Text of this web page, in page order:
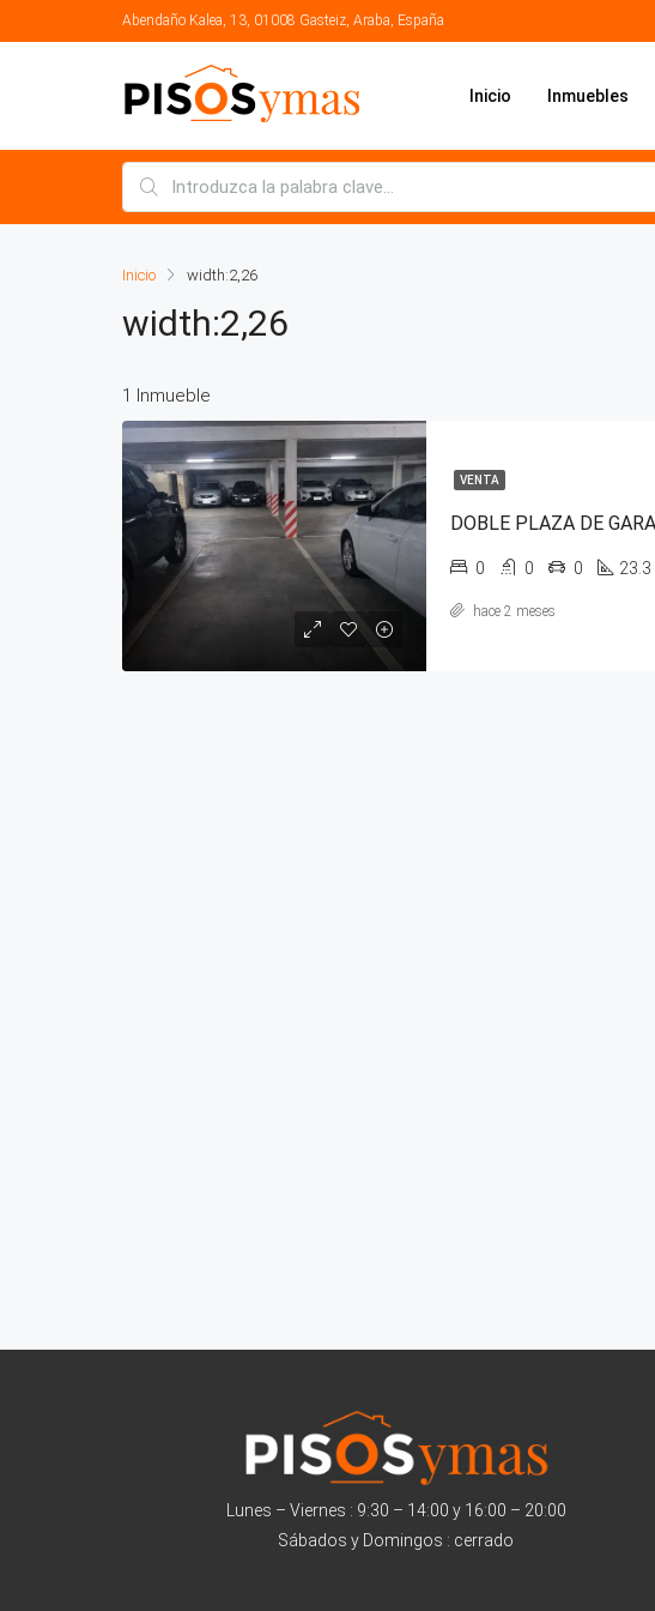
Abendaño Kalea, 13, 01008 Gasteiz, Araba, España
Inicio Inmuebles
Inicio width:2,26
width:2,26
1 Inmueble
VENTA
0 0 0 23.3
hace 2 meses
Lunes – Viernes : 9:30 – 14:00 y 16:00 – 20:00
Sábados y Domingos : cerrado